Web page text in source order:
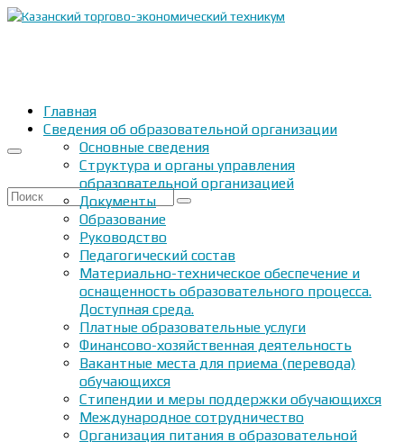
Искать:
Главная
Сведения об образовательной организации
Основные сведения
Структура и органы управления
образовательной организацией
Документы
Образование
Руководство
Педагогический состав
Материально-техническое обеспечение и
оснащенность образовательного процесса.
Доступная среда.
Платные образовательные услуги
Финансово-хозяйственная деятельность
Вакантные места для приема (перевода)
обучающихся
Стипендии и меры поддержки обучающихся
Международное сотрудничество
Организация питания в образовательной